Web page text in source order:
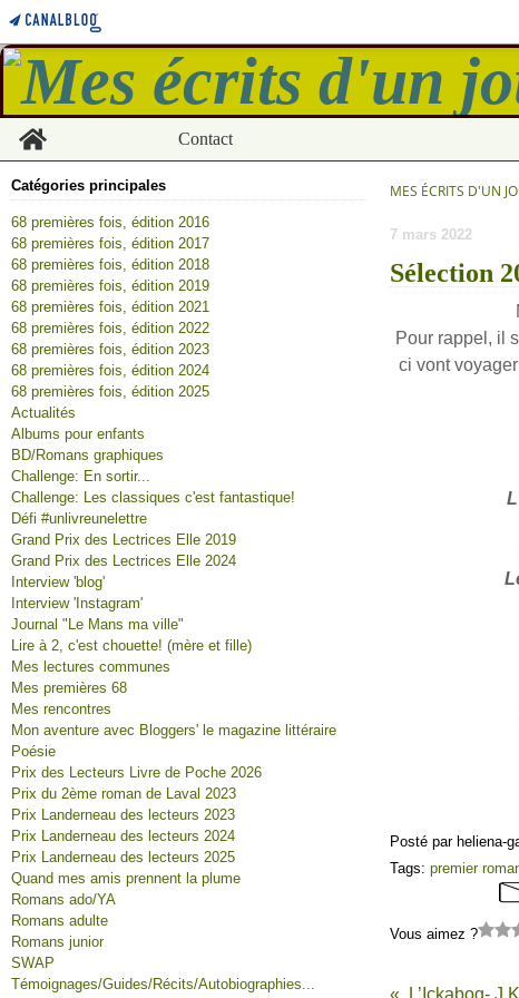
Home
Contact
Catégories principales
68 premières fois, édition 2016
68 premières fois, édition 2017
68 premières fois, édition 2018
68 premières fois, édition 2019
68 premières fois, édition 2021
68 premières fois, édition 2022
68 premières fois, édition 2023
68 premières fois, édition 2024
68 premières fois, édition 2025
Actualités
Albums pour enfants
BD/Romans graphiques
Challenge: En sortir...
Challenge: Les classiques c'est fantastique!
Défi #unlivreunelettre
Grand Prix des Lectrices Elle 2019
Grand Prix des Lectrices Elle 2024
Interview 'blog'
Interview 'Instagram'
Journal "Le Mans ma ville"
Lire à 2, c'est chouette! (mère et fille)
Mes lectures communes
Mes premières 68
Mes rencontres
Mon aventure avec Bloggers' le magazine littéraire
Poésie
Prix des Lecteurs Livre de Poche 2026
Prix du 2ème roman de Laval 2023
Prix Landerneau des lecteurs 2023
Prix Landerneau des lecteurs 2024
Prix Landerneau des lecteurs 2025
Quand mes amis prennent la plume
Romans ado/YA
Romans adulte
Romans junior
SWAP
Témoignages/Guides/Récits/Autobiographies...
MES ÉCRITS D'UN
7 mars 2022
Sélection
Pour rappel, il
ci vont
Posté par heliena-
Tags: premier
Vous aimez ?
L’Ickabog-